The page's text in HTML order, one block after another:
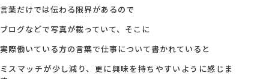
言葉だけでは伝わる限界があるので
ブログなどで写真が載っていて、そこに
実際働いている方の言葉で仕事について書かれていると
ミスマッチが少し減り、更に興味を持ちやすいように感じま